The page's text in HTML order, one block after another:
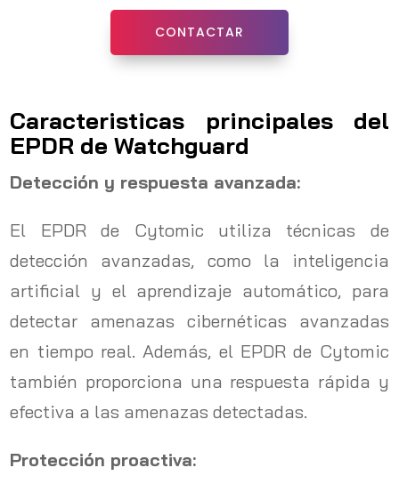
CONTACTAR
Caracteristicas principales del
EPDR de Watchguard
Detección y respuesta avanzada:
El EPDR de Cytomic utiliza técnicas de
detección avanzadas, como la inteligencia
artificial y el aprendizaje automático, para
detectar amenazas cibernéticas avanzadas
en tiempo real. Además, el EPDR de Cytomic
también proporciona una respuesta rápida y
efectiva a las amenazas detectadas.
Protección proactiva: